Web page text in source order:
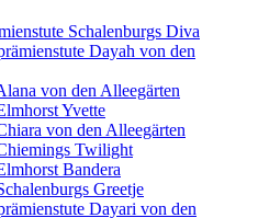
Schalenburgs Diva
Dayah von den
von den Alleegärten
Yvette
von den Alleegärten
Twilight
Bandera
Greetje
Dayari von den